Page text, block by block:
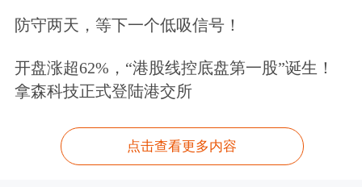
式创新和车网互动试点，推动新能源汽
车与智慧基础设施协同发展。三是健全
治理体系，完善动力电池
办法，研究建立动力电池碳管理政策体
系，进一步规范产业竞争秩序。四是拓
防守两天，等下一个低吸信号！
开盘涨超62%，“港股线控底盘第一股”诞生！
拿森科技正式登陆港交所
点击查看更多内容